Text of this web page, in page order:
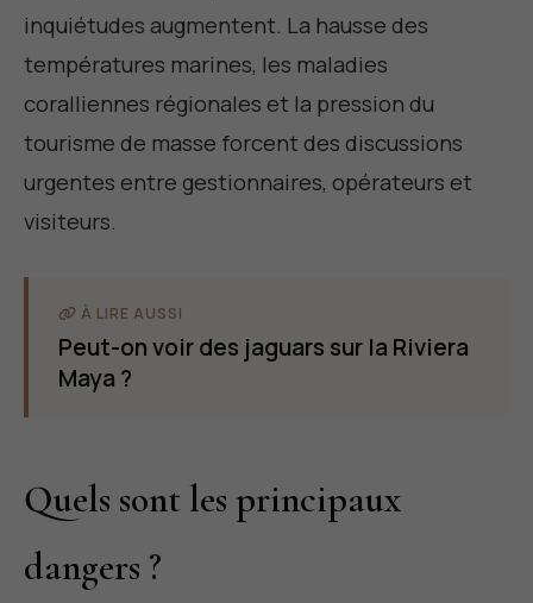
inquiétudes augmentent. La hausse des
températures marines, les maladies
coralliennes régionales et la pression du
tourisme de masse forcent des discussions
urgentes entre gestionnaires, opérateurs et
visiteurs.
À LIRE AUSSI
Peut-on voir des jaguars sur la Riviera
Maya ?
Quels sont les principaux
dangers ?